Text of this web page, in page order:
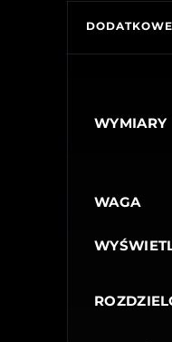
WYMIARY
WAGA